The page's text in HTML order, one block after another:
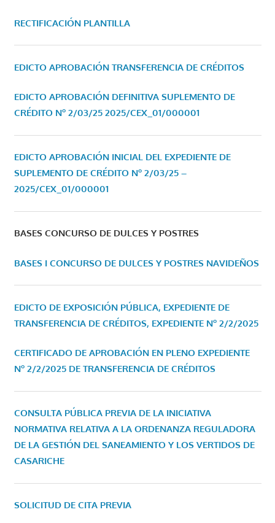
RECTIFICACIÓN PLANTILLA
EDICTO APROBACIÓN TRANSFERENCIA DE CRÉDITOS
EDICTO APROBACIÓN DEFINITIVA SUPLEMENTO DE
CRÉDITO Nº 2/03/25 2025/CEX_01/000001
EDICTO APROBACIÓN INICIAL DEL EXPEDIENTE DE
SUPLEMENTO DE CRÉDITO Nº 2/03/25 –
2025/CEX_01/000001
BASES CONCURSO DE DULCES Y POSTRES
BASES I CONCURSO DE DULCES Y POSTRES NAVIDEÑOS
EDICTO DE EXPOSICIÓN PÚBLICA, EXPEDIENTE DE
TRANSFERENCIA DE CRÉDITOS, EXPEDIENTE Nº 2/2/2025
CERTIFICADO DE APROBACIÓN EN PLENO EXPEDIENTE
Nº 2/2/2025 DE TRANSFERENCIA DE CRÉDITOS
CONSULTA PÚBLICA PREVIA DE LA INICIATIVA
NORMATIVA RELATIVA A LA ORDENANZA REGULADORA
DE LA GESTIÓN DEL SANEAMIENTO Y LOS VERTIDOS DE
CASARICHE
SOLICITUD DE CITA PREVIA